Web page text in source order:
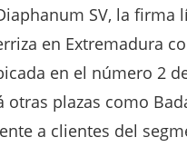
SV, la firma
en Extremadura
en el número 2
otras plazas como
a clientes del